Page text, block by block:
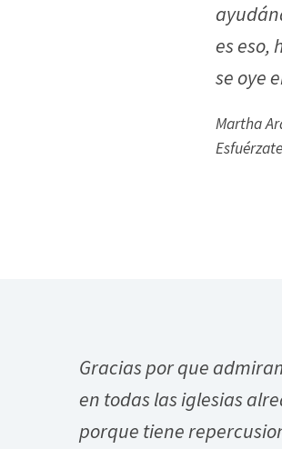
es eso,
se oye
Martha
Gracias por que
en todas las iglesias
porque tiene